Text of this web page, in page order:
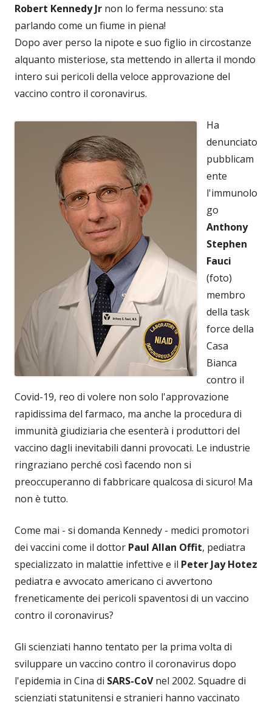
Robert Kennedy Jr non lo ferma nessuno: sta
parlando come un fiume in piena!
Dopo aver perso la nipote e suo figlio in circostanze
alquanto misteriose, sta mettendo in allerta il mondo
intero sui pericoli della veloce approvazione del
vaccino contro il coronavirus.
Ha
denunciato
pubblicam
ente
l'immunolo
go
Anthony
Stephen
Fauci
(foto)
membro
della task
force della
Casa
Bianca
contro il
Covid-19, reo di volere non solo l'approvazione
rapidissima del farmaco, ma anche la procedura di
immunità giudiziaria che esenterà i produttori del
vaccino dagli inevitabili danni provocati. Le industrie
ringraziano perché così facendo non si
preoccuperanno di fabbricare qualcosa di sicuro! Ma
non è tutto.
Come mai - si domanda Kennedy - medici promotori
dei vaccini come il dottor Paul Allan Offit, pediatra
specializzato in malattie infettive e il Peter Jay Hotez
pediatra e avvocato americano ci avvertono
freneticamente dei pericoli spaventosi di un vaccino
contro il coronavirus?
Gli scienziati hanno tentato per la prima volta di
sviluppare un vaccino contro il coronavirus dopo
l'epidemia in Cina di SARS-CoVnel 2002. Squadre di
scienziati statunitensi e stranieri hanno vaccinato